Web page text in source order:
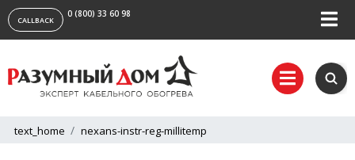
CALLBACK
0 (800) 33 60 98
text_home nexans-instr-reg-millitemp